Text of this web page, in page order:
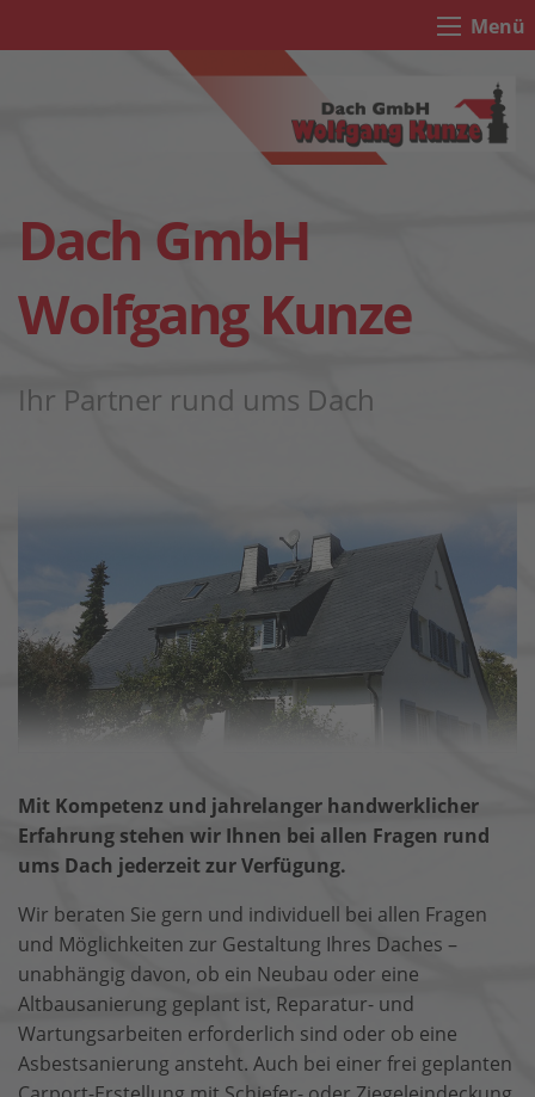
Menü
Dach GmbH
Wolfgang Kunze
Ihr Partner rund ums Dach
Mit Kompetenz und jahrelanger handwerklicher
Erfahrung stehen wir Ihnen bei allen Fragen rund
ums Dach jederzeit zur Verfügung.
Wir beraten Sie gern und individuell bei allen Fragen
und Möglichkeiten zur Gestaltung Ihres Daches –
unabhängig davon, ob ein Neubau oder eine
Altbausanierung geplant ist, Reparatur- und
Wartungsarbeiten erforderlich sind oder ob eine
Asbestsanierung ansteht. Auch bei einer frei geplanten